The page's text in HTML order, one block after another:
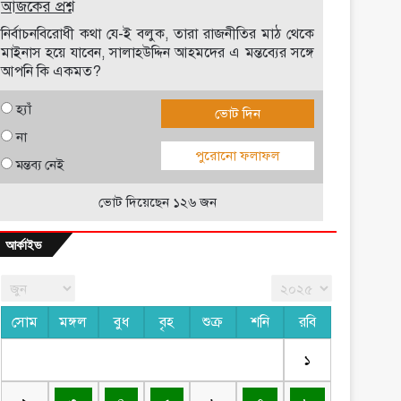
আজকের প্রশ্ন
নির্বাচনবিরোধী কথা যে-ই বলুক, তারা রাজনীতির মাঠ থেকে
মাইনাস হয়ে যাবেন, সালাহউদ্দিন আহমদের এ মন্তব্যের সঙ্গে
আপনি কি একমত?
হ্যাঁ
না
মন্তব্য নেই
ভোট দিন
পুরোনো ফলাফল
ভোট দিয়েছেন ১২৬ জন
আর্কাইভ
সোম মঙ্গল বুধ বৃহ শুক্র শনি রবি
১